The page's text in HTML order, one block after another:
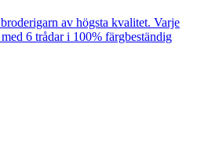
av högsta kvalitet. Varje
6 trådar i 100% färgbeständig